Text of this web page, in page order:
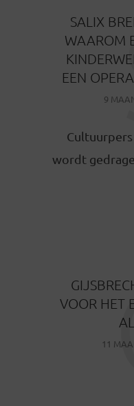
SALIX
WAAROM
EEN
9
wordt
VOOR HET
11